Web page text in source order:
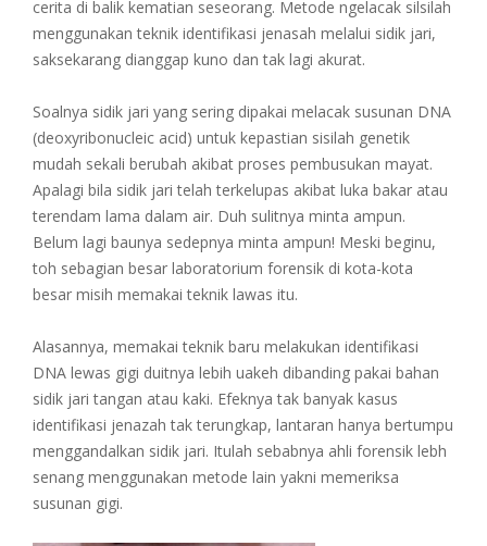
cerita di balik kematian seseorang. Metode ngelacak silsilah
menggunakan teknik identifikasi jenasah melalui sidik jari,
saksekarang dianggap kuno dan tak lagi akurat.
Soalnya sidik jari yang sering dipakai melacak susunan DNA
(deoxyribonucleic acid) untuk kepastian sisilah genetik
mudah sekali berubah akibat proses pembusukan mayat.
Apalagi bila sidik jari telah terkelupas akibat luka bakar atau
terendam lama dalam air. Duh sulitnya minta ampun.
Belum lagi baunya sedepnya minta ampun! Meski beginu,
toh sebagian besar laboratorium forensik di kota-kota
besar misih memakai teknik lawas itu.
Alasannya, memakai teknik baru melakukan identifikasi
DNA lewas gigi duitnya lebih uakeh dibanding pakai bahan
sidik jari tangan atau kaki. Efeknya tak banyak kasus
identifikasi jenazah tak terungkap, lantaran hanya bertumpu
menggandalkan sidik jari. Itulah sebabnya ahli forensik lebh
senang menggunakan metode lain yakni memeriksa
susunan gigi.